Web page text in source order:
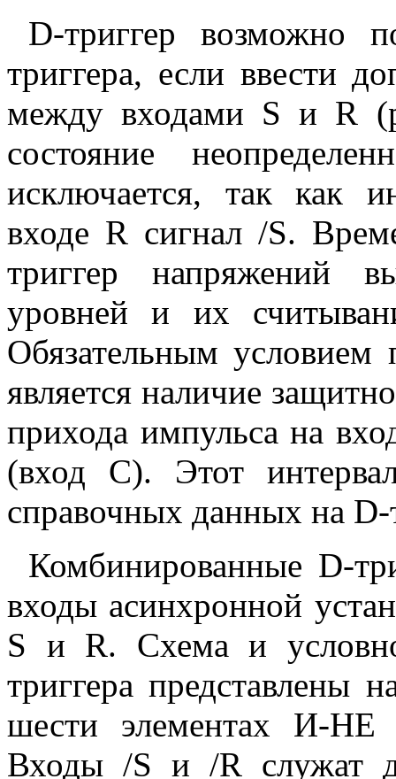
D-триггер возможно
триггера, если ввести
между входами S и R
состояние
исключается, так как
входе R сигнал /S.
триггер напряжений
уровней и их
Обязательным условием
является наличие
прихода импульса на
(вход С). Этот
справочных данных на D-
Комбинированные D-
входы асинхронной
S и R. Схема и
триггера представлены
шести элементах И-НЕ
Входы /S и /R служат